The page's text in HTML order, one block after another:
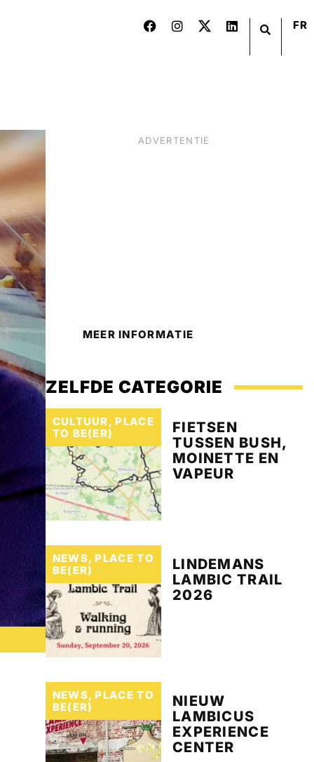
FR
ADVERTENTIE
MEER INFORMATIE
ZELFDE CATEGORIE
CULTUUR,PLACE
TO BE(ER)
FIETSEN
TUSSEN BUSH,
MOINETTE EN
VAPEUR
NEWS,PLACE TO
BE(ER)
LINDEMANS
LAMBIC TRAIL
2026
NEWS,PLACE TO
BE(ER)
NIEUW
LAMBICUS
EXPERIENCE
CENTER